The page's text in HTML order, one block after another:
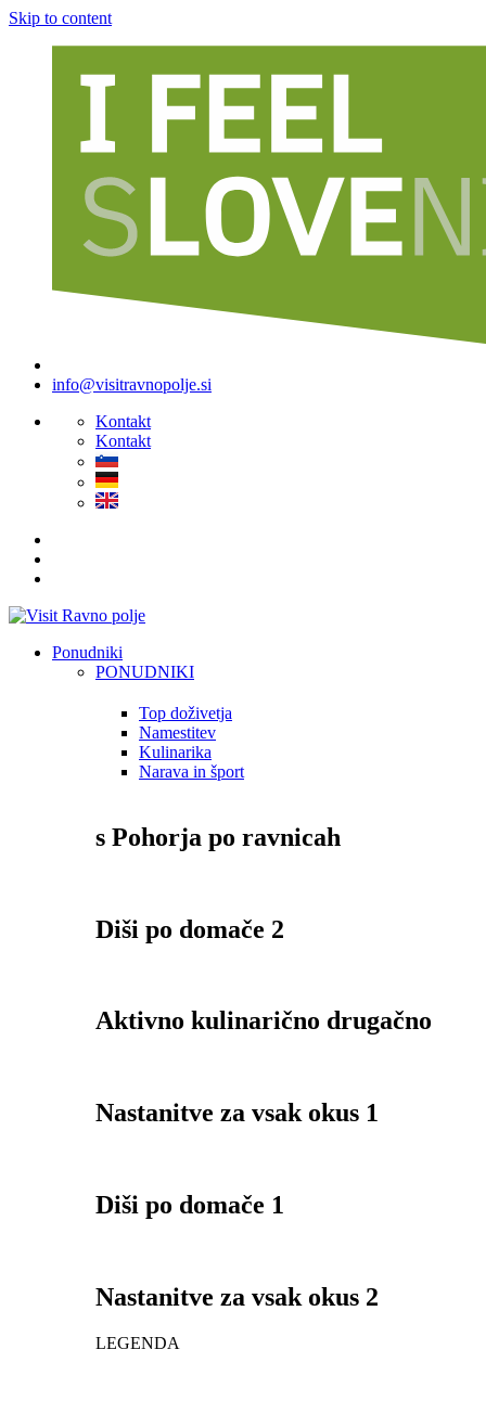
Skip to content
info@visitravnopolje.si
Kontakt
Kontakt
Ponudniki
PONUDNIKI
Top doživetja
Namestitev
Kulinarika
Narava in šport
s Pohorja po ravnicah
Diši po domače 2
Aktivno kulinarično drugačno
Nastanitve za vsak okus 1
Diši po domače 1
Nastanitve za vsak okus 2
LEGENDA